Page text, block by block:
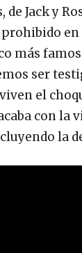
de Jack y
más
ser
el
con la
la